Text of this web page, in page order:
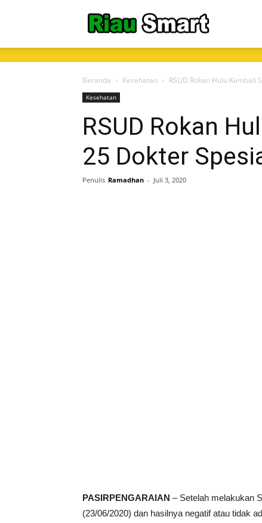
Beranda Kesehatan RSUD Rokan Hulu Kembali
Kesehatan
RSUD Rokan
25 Dokter
Penulis Ramadhan - Juli 3, 2020
PASIRPENGARAIAN – Setelah melakukan
(23/06/2020) dan hasilnya negatif atau tidak